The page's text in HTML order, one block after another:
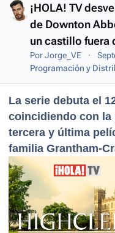
¡HOLA! TV
de Downton
un castillo fuera
PorJorge_VE
Programación y
La serie debuta el
coincidiendo con la
tercera y última
familia Grantham-